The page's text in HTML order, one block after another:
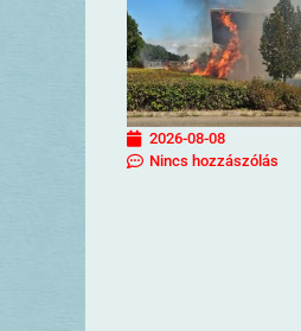
2026-08-08
Nincs hozzászólás